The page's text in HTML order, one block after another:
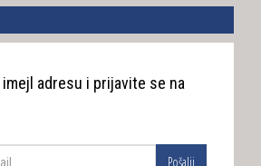
adresu i prijavite se na
Pošalji